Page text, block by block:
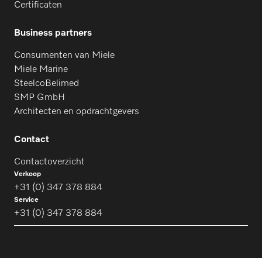
Certificaten
Business partners
Consumenten van Miele
Miele Marine
SteelcoBelimed
SMP GmbH
Architecten en opdrachtgevers
Contact
Contactoverzicht
Verkoop
+31 (0) 347 378 884
Service
+31 (0) 347 378 884